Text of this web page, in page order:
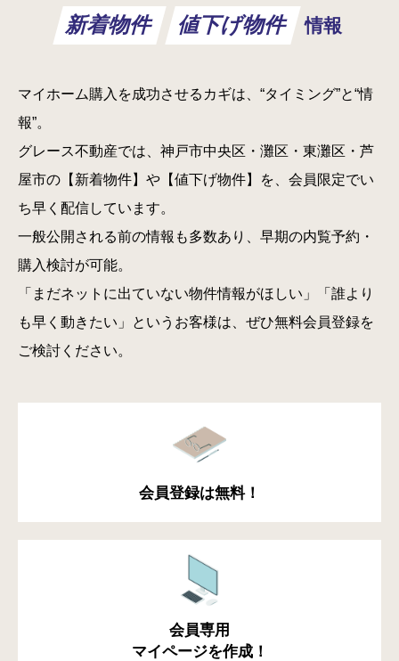
新着物件 値下げ物件 情報
マイホーム購入を成功させるカギは、“タイミング”と“情
報”。
グレース不動産では、神戸市中央区・灘区・東灘区・芦
屋市の【新着物件】や【値下げ物件】を、会員限定でい
ち早く配信しています。
一般公開される前の情報も多数あり、早期の内覧予約・
購入検討が可能。
「まだネットに出ていない物件情報がほしい」「誰より
も早く動きたい」というお客様は、ぜひ無料会員登録を
ご検討ください。
会員登録は無料！
会員専用
マイページを作成！